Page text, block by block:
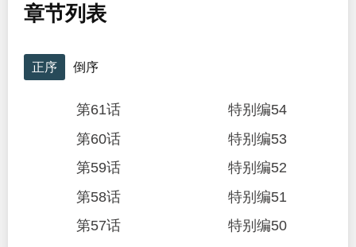
章节列表
正序 倒序
第61话
特别编54
第60话
特别编53
第59话
特别编52
第58话
特别编51
第57话
特别编50